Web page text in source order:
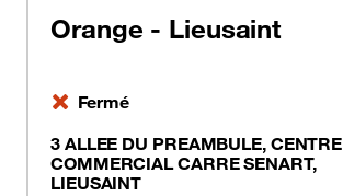
Orange - Lieusaint
Fermé
3 ALLEE DU PREAMBULE, CENTRE
COMMERCIAL CARRE SENART,
LIEUSAINT